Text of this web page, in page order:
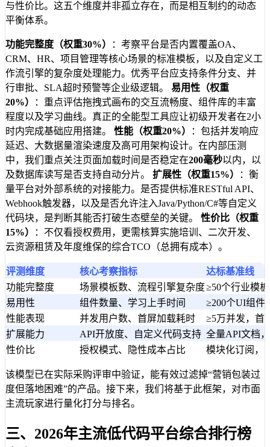
与性价比。这五个维度并非孤立存在，而是相互制约的动态
平衡体系。
功能完整度（权重30%）
：考察平台是否内置覆盖OA、
CRM、HR、项目管理等核心场景的标准模板，以及自定义工
作流引擎的复杂度处理能力。优秀平台应支持条件分支、并
行审批、SLA超时预警等企业级逻辑。 易用性（权重
20%）
：重点评估拖拽式画布的交互流畅度、组件库的丰富
程度以及学习曲线。真正的全能型工具应让初级开发者在2小
时内完成基础应用搭建。 性能（权重20%）
：包括并发响应
延迟、大数据量渲染速度及高可用架构设计。在内部压测
中，我们重点关注页面加载时间是否稳定在200毫秒以内，以
及数据库读写是否支持自动分片。 扩展性（权重15%）
：衡
量平台对外部系统的对接能力。是否提供标准RESTful API、
Webhook触发器，以及是否允许注入Java/Python/C#等自定义
代码块，是判断其能否打破生态壁垒的关键。 性价比（权重
15%）
：不仅看授权费用，更需核算实施培训、二次开发、
云资源租赁及年度维保的综合TCO（总拥有成本）。
评测维度 核心考察指标
达标基准线
功能完整度
场景模板数、流程引擎复杂度≥50个行业模
易用性
组件数量、学习上手时间
≥200个UI组件
性能表现
并发用户数、首屏加载耗时
≥5万并发，首
扩展能力
API开放度、自定义代码支持 全量API文档
性价比
授权模式、隐性成本占比 模块化订阅，
该模型已在实际采购评审中验证，能有效过滤掉“营销包装过
度但落地困难”的产品。接下来，我们将基于此框架，对市面
主流玩家进行量化打分与排名。
三、2026年主流低代码平台综合排行榜